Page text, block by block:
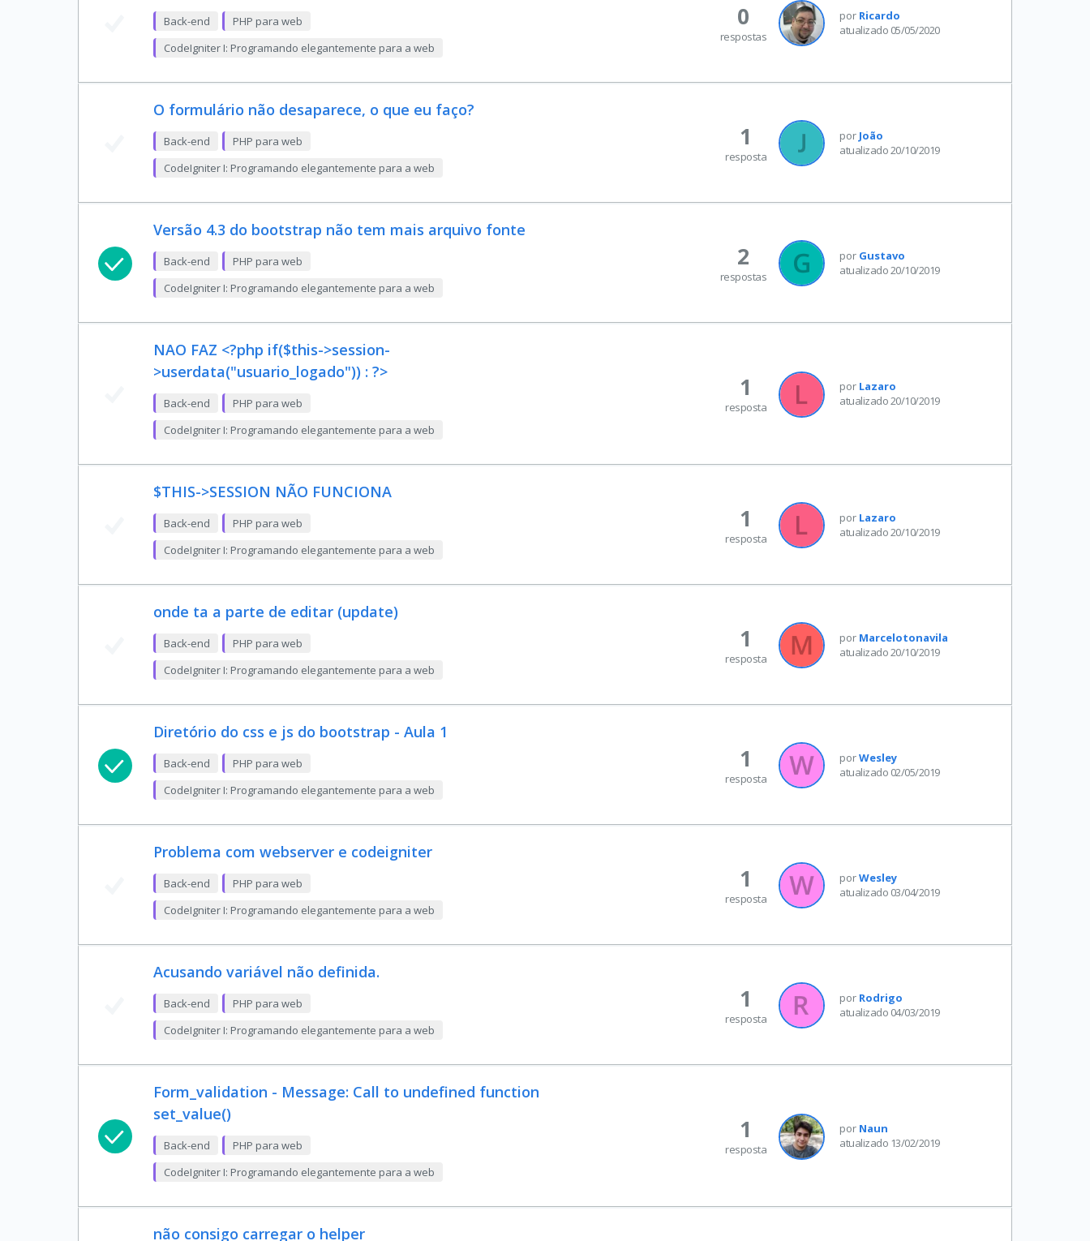
Back-end
PHP para web
CodeIgniter I: Programando elegantemente para a web
por Ricardo
atualizado 05/05/2020
0
respostas
O formulário não desaparece, o que eu faço?
Back-end
PHP para web
CodeIgniter I: Programando elegantemente para a web
por João
atualizado 20/10/2019
1
resposta
Versão 4.3 do bootstrap não tem mais arquivo fonte
Back-end
PHP para web
CodeIgniter I: Programando elegantemente para a web
por Gustavo
atualizado 20/10/2019
2
respostas
NAO FAZ <?php if($this->session-
>userdata("usuario_logado")) : ?>
Back-end
PHP para web
CodeIgniter I: Programando elegantemente para a web
por Lazaro
atualizado 20/10/2019
1
resposta
$THIS->SESSION NÃO FUNCIONA
Back-end
PHP para web
CodeIgniter I: Programando elegantemente para a web
por Lazaro
atualizado 20/10/2019
1
resposta
onde ta a parte de editar (update)
Back-end
PHP para web
CodeIgniter I: Programando elegantemente para a web
por Marcelotonavila
atualizado 20/10/2019
1
resposta
Diretório do css e js do bootstrap - Aula 1
Back-end
PHP para web
CodeIgniter I: Programando elegantemente para a web
porWesley
atualizado 02/05/2019
1
resposta
Problema com webserver e codeigniter
Back-end
PHP para web
CodeIgniter I: Programando elegantemente para a web
porWesley
atualizado 03/04/2019
1
resposta
Acusando variável não definida.
Back-end
PHP para web
CodeIgniter I: Programando elegantemente para a web
por Rodrigo
atualizado 04/03/2019
1
resposta
Form_validation - Message: Call to undefined function
set_value()
Back-end
PHP para web
CodeIgniter I: Programando elegantemente para a web
por Naun
atualizado 13/02/2019
1
resposta
não consigo carregar o helper